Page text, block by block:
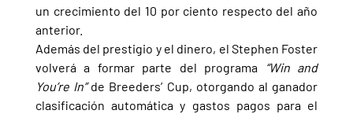
un crecimiento del 10 por ciento respecto del año
anterior.
Además del prestigio y el dinero, el Stephen Foster
volverá a formar parte del programa
“Win and
You’re In” de Breeders’ Cup, otorgando al ganador
clasificación automática y gastos pagos para el